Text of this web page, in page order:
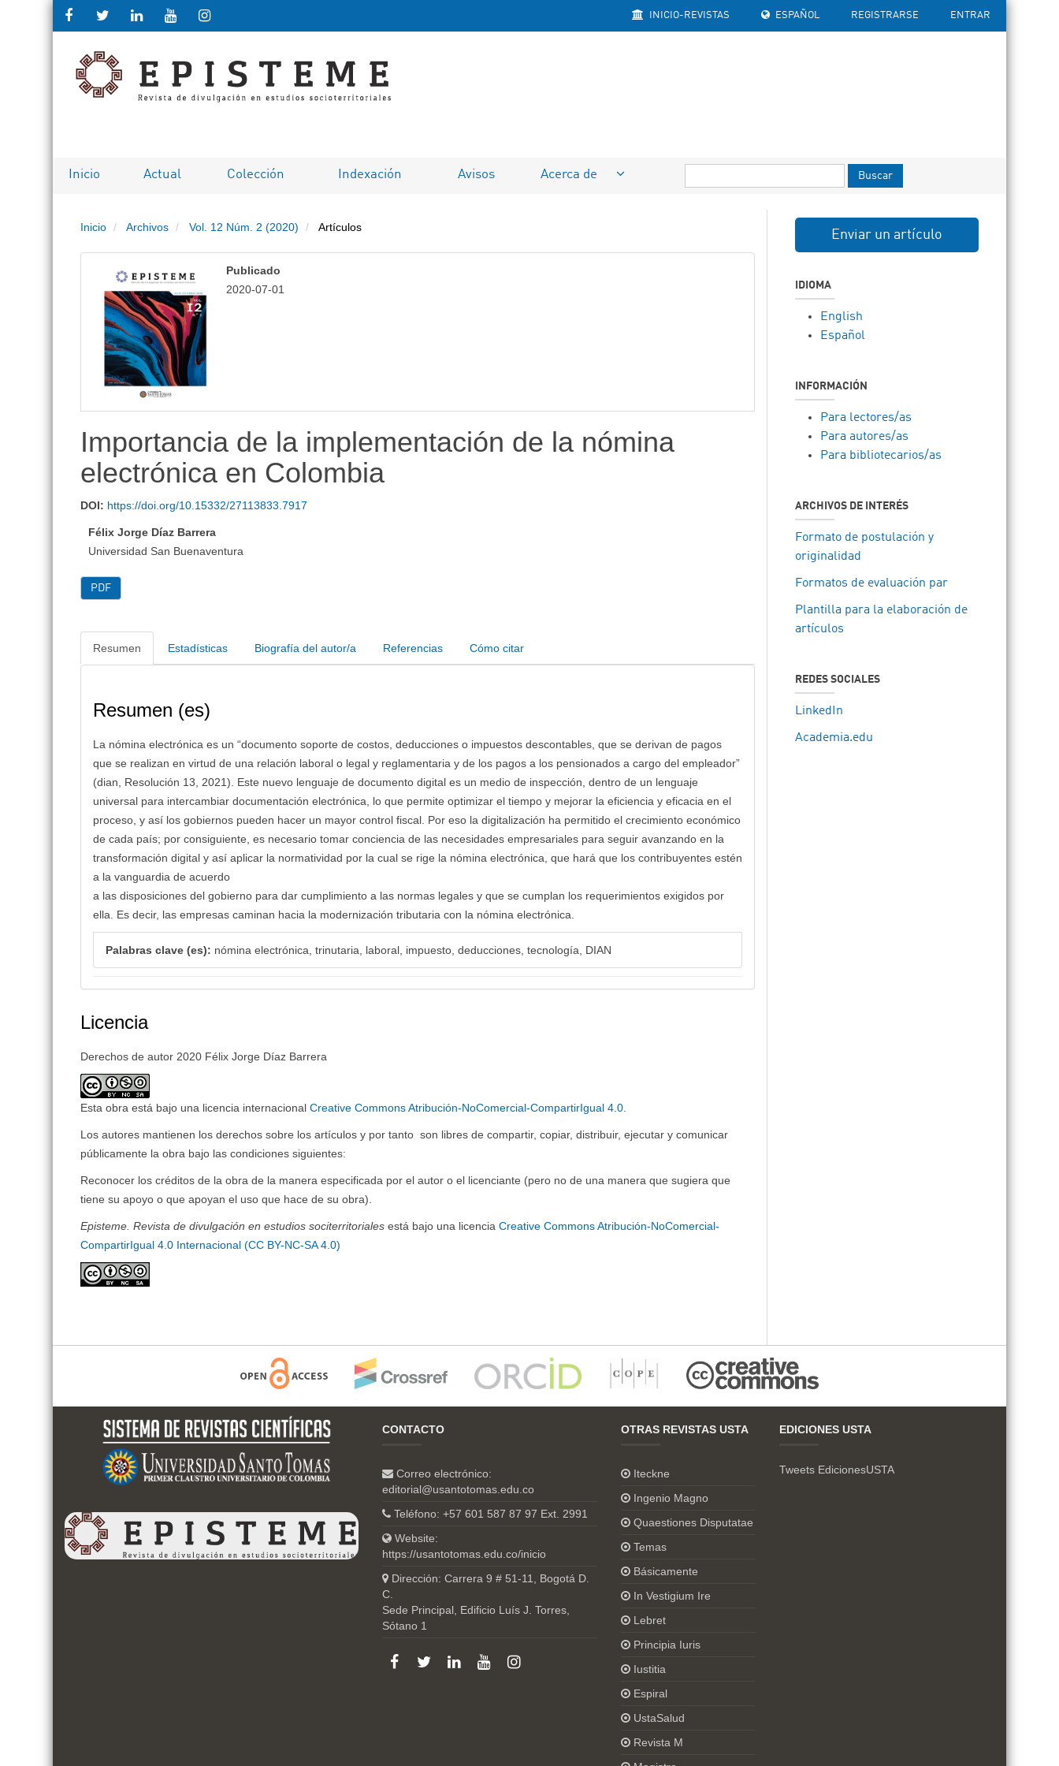
Salto
rápido
de
página
Navegación
principal
Contenido
principal
INICIO-REVISTAS ESPAÑOL REGISTRARSE ENTRAR
Inicio Actual Colección Indexación Avisos Acerca de Buscar
Inicio Archivos Vol. 12 Núm. 2 (2020) Artículos
Publicado
2020-07-01
Importancia de la implementación de la nómina
electrónica en Colombia
DOI: https://doi.org/10.15332/27113833.7917
Félix Jorge Díaz Barrera
Universidad San Buenaventura
PDF
Resumen Estadísticas Biografía del autor/a Referencias Cómo citar
Resumen (es)
La nómina electrónica es un “documento soporte de costos, deducciones o impuestos descontables, que se derivan de pagos
que se realizan en virtud de una relación laboral o legal y reglamentaria y de los pagos a los pensionados a cargo del empleador”
(dian, Resolución 13, 2021). Este nuevo lenguaje de documento digital es un medio de inspección, dentro de un lenguaje
universal para intercambiar documentación electrónica, lo que permite optimizar el tiempo y mejorar la eficiencia y eficacia en el
proceso, y así los gobiernos pueden hacer un mayor control fiscal. Por eso la digitalización ha permitido el crecimiento económico
de cada país; por consiguiente, es necesario tomar conciencia de las necesidades empresariales para seguir avanzando en la
transformación digital y así aplicar la normatividad por la cual se rige la nómina electrónica, que hará que los contribuyentes estén
a la vanguardia de acuerdo
a las disposiciones del gobierno para dar cumplimiento a las normas legales y que se cumplan los requerimientos exigidos por
ella. Es decir, las empresas caminan hacia la modernización tributaria con la nómina electrónica.
Palabras clave (es): nómina electrónica, trinutaria, laboral, impuesto, deducciones, tecnología, DIAN
Licencia
Derechos de autor 2020 Félix Jorge Díaz Barrera
Esta obra está bajo una licencia internacionalCreative Commons Atribución-NoComercial-CompartirIgual 4.0
Los autores mantienen los derechos sobre los artículos y por tanto son libres de compartir, copiar, distribuir, ejecutar y comunicar
públicamente la obra bajo las condiciones siguientes:
Reconocer los créditos de la obra de la manera especificada por el autor o el licenciante (pero no de una manera que sugiera que
tiene su apoyo o que apoyan el uso que hace de su obra).
Episteme. Revista de divulgación en estudios sociterritoriales está bajo una licenciaCreative Commons Atribución-NoComercial-
CompartirIgual 4.0 Internacional (CC BY-NC-SA 4.0)
Enviar un artículo
IDIOMA
English
Español
INFORMACIÓN
Para lectores/as
Para autores/as
Para bibliotecarios/as
ARCHIVOS DE INTERÉS
Formato de postulación y
originalidad
Formatos de evaluación par
Plantilla para la elaboración de
artículos
REDES SOCIALES
LinkedIn
Academia.edu
CONTACTO
Correo electrónico:
editorial@usantotomas.edu.co
Teléfono: +57 601 587 87 97 Ext. 2991
Website:
https://usantotomas.edu.co/inicio
Dirección: Carrera 9 # 51-11, Bogotá D.
C.
Sede Principal, Edificio Luís J. Torres,
Sótano 1
OTRAS REVISTAS USTA
Iteckne
Ingenio Magno
Quaestiones Disputatae
Temas
Básicamente
In Vestigium Ire
Lebret
Principia Iuris
Iustitia
Espiral
UstaSalud
Revista M
EDICIONES USTA
Tweets EdicionesUSTA